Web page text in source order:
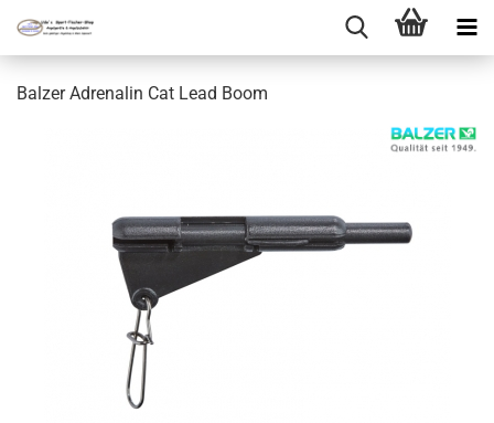
Balzer Adrenalin Cat Lead Boom